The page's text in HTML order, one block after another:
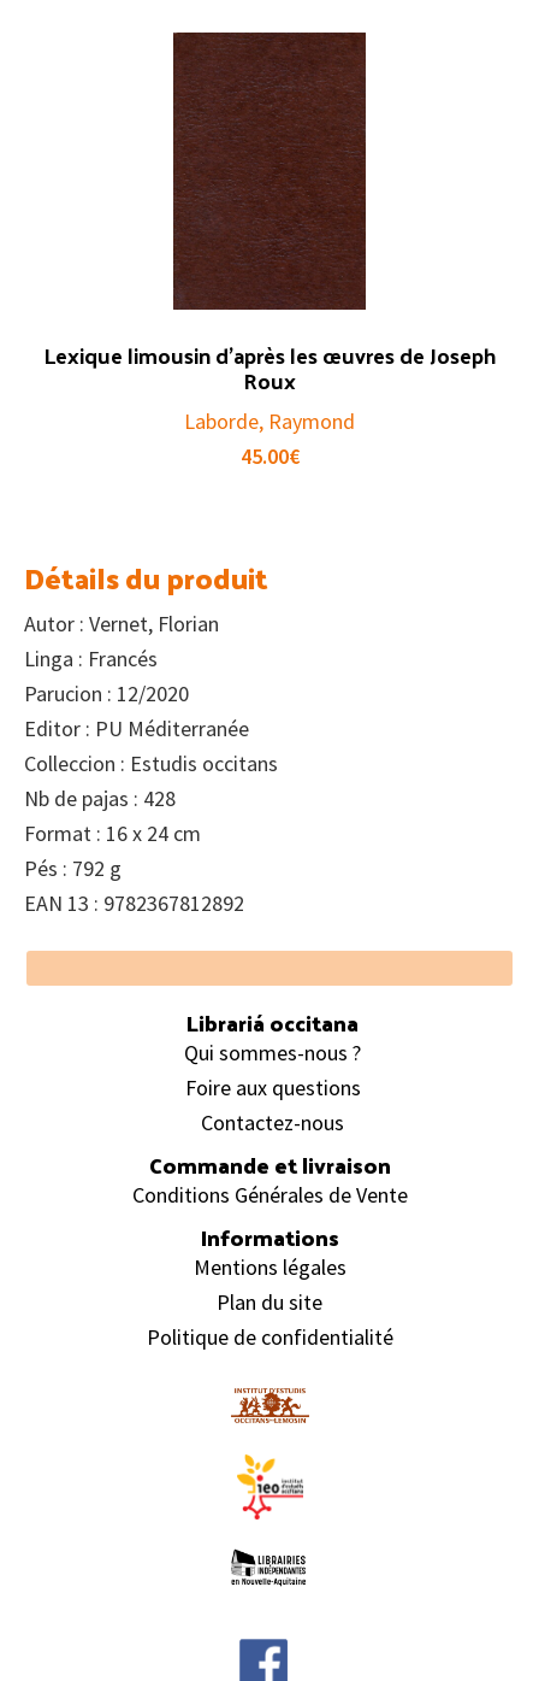
Lexique limousin d’après les œuvres de Joseph
Roux
Laborde, Raymond
45.00€
Détails du produit
Autor : Vernet, Florian
Linga : Francés
Parucion : 12/2020
Editor : PU Méditerranée
Colleccion : Estudis occitans
Nb de pajas : 428
Format : 16 x 24 cm
Pés : 792 g
EAN 13 : 9782367812892
Footer
Librariá occitana
Qui sommes-nous ?
Foire aux questions
Contactez-nous
Commande et livraison
Conditions Générales de Vente
Informations
Mentions légales
Plan du site
Politique de confidentialité